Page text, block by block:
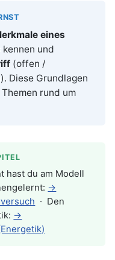
eines
kennen und
(offen /
Diese Grundlagen
rund um
hast du am Modell
→
· Den
→